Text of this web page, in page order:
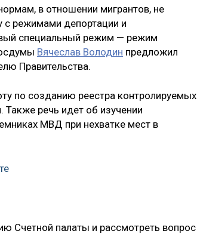
в отношении мигрантов, не
с режимами депортации и
специальный режим — режим
Вячеслав Володин предложил
Правительства.
по созданию реестра контролируемых
речь идет об изучении
МВД при нехватке мест в
Счетной палаты и рассмотреть вопрос